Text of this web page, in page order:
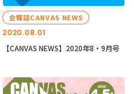
2020.08.01
会報誌CANVAS NEWS
【CANVAS NEWS】2020年8・9月号